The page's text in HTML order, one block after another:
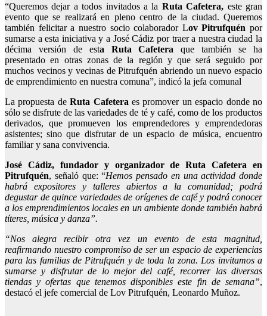
“Queremos dejar a todos invitados a la Ruta Cafetera, este gran
evento que se realizará en pleno centro de la ciudad. Queremos
también felicitar a nuestro socio colaborador Lov Pitrufquén por
sumarse a esta iniciativa y a José Cádiz por traer a nuestra ciudad la
décima versión de esta Ruta Cafetera que también se ha
presentado en otras zonas de la región y que será seguido por
muchos vecinos y vecinas de Pitrufquén abriendo un nuevo espacio
de emprendimiento en nuestra comuna”, indicó la jefa comunal
La propuesta deRuta Cafetera es promover un espacio donde no
sólo se disfrute de las variedades de té y café, como de los productos
derivados, que promueven los emprendedores y emprendedoras
asistentes; sino que disfrutar de un espacio de música, encuentro
familiar y sana convivencia.
José Cádiz, fundador y organizador de Ruta Cafetera en
Pitrufquén, señaló que: “Hemos pensado en una actividad donde
habrá expositores y talleres abiertos a la comunidad; podrá
degustar de quince variedades de orígenes de café y podrá conocer
a los emprendimientos locales en un ambiente donde también habrá
títeres, música y danza”.
“Nos alegra recibir otra vez un evento de esta magnitud,
reafirmando nuestro compromiso de ser un espacio de experiencias
para las familias de Pitrufquén y de toda la zona. Los invitamos a
sumarse y disfrutar de lo mejor del café, recorrer las diversas
tiendas y ofertas que tenemos disponibles este fin de semana”,
destacó el jefe comercial de Lov Pitrufquén, Leonardo Muñoz.